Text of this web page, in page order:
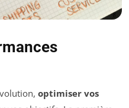
optimiser vos